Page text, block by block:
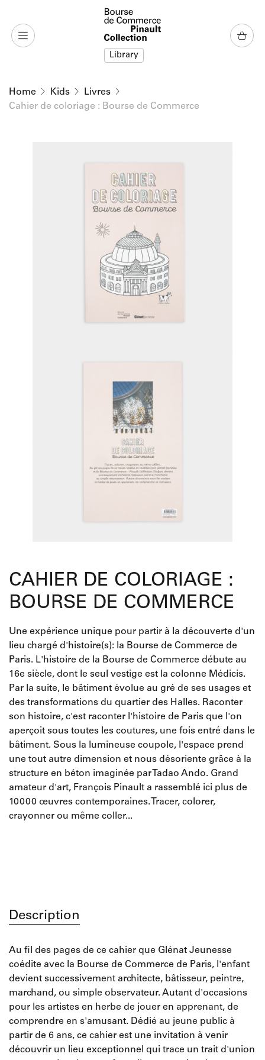
Library
Home Kids
Livres
Cahier de coloriage : Bourse de Commerce
CAHIER DE COLORIAGE :
BOURSE DE COMMERCE
Une expérience unique pour partir à la découverte d'un
lieu chargé d'histoire(s): la Bourse de Commerce de
Paris. L'histoire de la Bourse de Commerce débute au
16e siècle, dont le seul vestige est la colonne Médicis.
Par la suite, le bâtiment évolue au gré de ses usages et
des transformations du quartier des Halles. Raconter
son histoire, c'est raconter l'histoire de Paris que l'on
aperçoit sous toutes les coutures, une fois entré dans le
bâtiment. Sous la lumineuse coupole, l'espace prend
une tout autre dimension et nous désoriente grâce à la
structure en béton imaginée par Tadao Ando. Grand
amateur d'art, François Pinault a rassemblé ici plus de
10000 œuvres contemporaines. Tracer, colorer,
crayonner ou même coller...
Description
Au fil des pages de ce cahier que Glénat Jeunesse
coédite avec la Bourse de Commerce de Paris, l'enfant
devient successivement architecte, bâtisseur, peintre,
marchand, ou simple observateur. Autant d'occasions
pour les artistes en herbe de jouer en apprenant, de
comprendre en s'amusant. Dédié au jeune public à
partir de 6 ans, ce cahier est une invitation à venir
découvrir un lieu exceptionnel qui trace un trait d'union